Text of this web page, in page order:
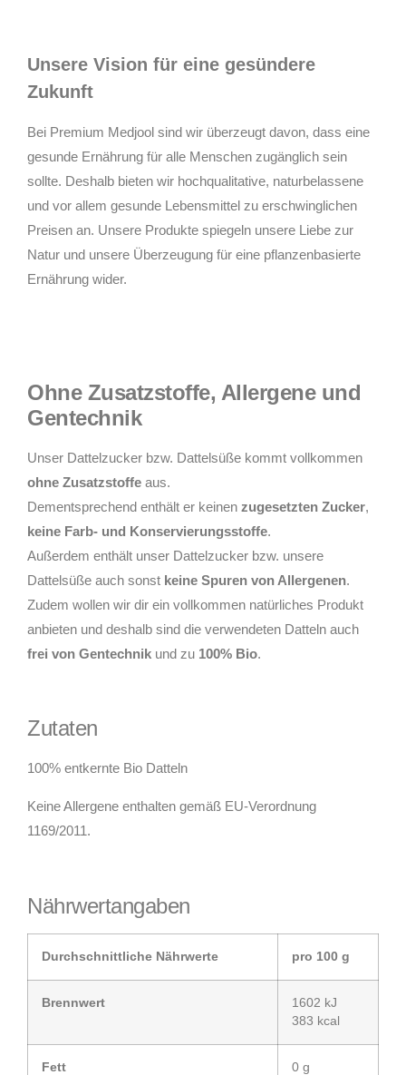
Unsere Vision für eine gesündere
Zukunft
Bei Premium Medjool sind wir überzeugt davon, dass eine
gesunde Ernährung für alle Menschen zugänglich sein
sollte. Deshalb bieten wir hochqualitative, naturbelassene
und vor allem gesunde Lebensmittel zu erschwinglichen
Preisen an. Unsere Produkte spiegeln unsere Liebe zur
Natur und unsere Überzeugung für eine pflanzenbasierte
Ernährung wider.
Ohne Zusatzstoffe, Allergene und
Gentechnik
Unser Dattelzucker bzw. Dattelsüße kommt vollkommen
ohne Zusatzstoffe aus.
Dementsprechend enthält er keinen zugesetzten Zucker,
keine Farb- und Konservierungsstoffe.
Außerdem enthält unser Dattelzucker bzw. unsere
Dattelsüße auch sonst keine Spuren von Allergenen.
Zudem wollen wir dir ein vollkommen natürliches Produkt
anbieten und deshalb sind die verwendeten Datteln auch
frei von Gentechnik und zu 100% Bio.
Zutaten
100% entkernte Bio Datteln
Keine Allergene enthalten gemäß EU-Verordnung
1169/2011.
Nährwertangaben
Durchschnittliche Nährwerte pro 100 g
Brennwert
1602 kJ
383 kcal
Fett 0 g